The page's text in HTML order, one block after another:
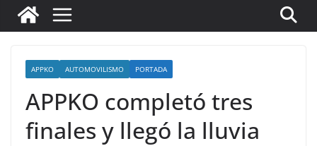
APPKO AUTOMOVILISMO PORTADA
APPKO completó tres
finales y llegó la lluvia